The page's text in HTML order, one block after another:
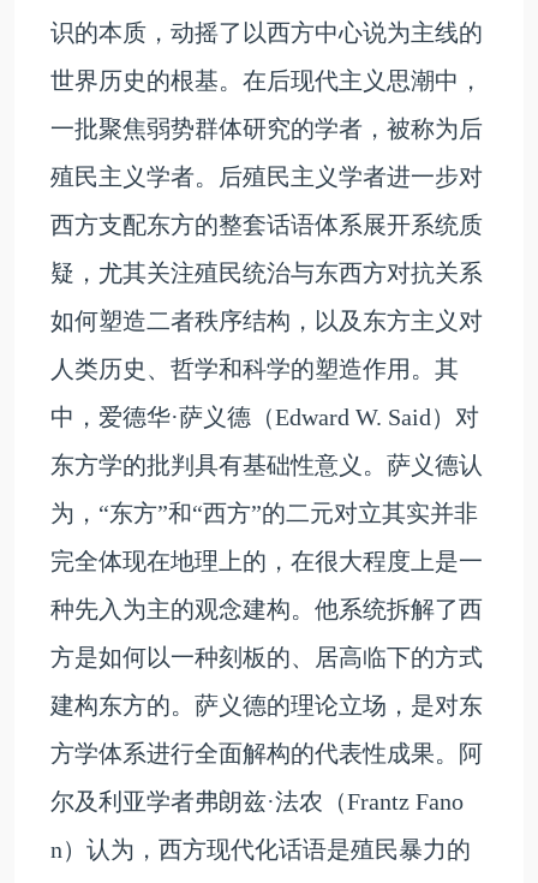
识的本质，动摇了以西方中心说为主线的
世界历史的根基。在后现代主义思潮中，
一批聚焦弱势群体研究的学者，被称为后
殖民主义学者。后殖民主义学者进一步对
西方支配东方的整套话语体系展开系统质
疑，尤其关注殖民统治与东西方对抗关系
如何塑造二者秩序结构，以及东方主义对
人类历史、哲学和科学的塑造作用。其
中，爱德华·萨义德（Edward W. Said）对
东方学的批判具有基础性意义。萨义德认
为，“东方”和“西方”的二元对立其实并非
完全体现在地理上的，在很大程度上是一
种先入为主的观念建构。他系统拆解了西
方是如何以一种刻板的、居高临下的方式
建构东方的。萨义德的理论立场，是对东
方学体系进行全面解构的代表性成果。阿
尔及利亚学者弗朗兹·法农（Frantz Fano
n）认为，西方现代化话语是殖民暴力的